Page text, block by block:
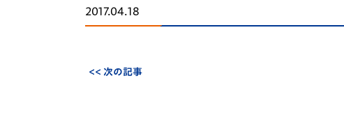
エンブレム紹介
2017.04.18
<< 次の記事